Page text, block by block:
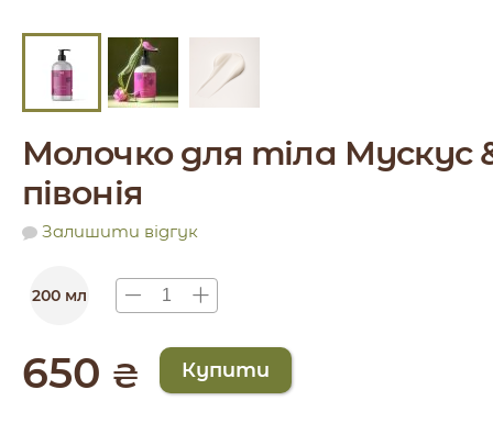
Молочко для тіла Мускус
півонія
Залишити відгук
200 мл
650 ₴